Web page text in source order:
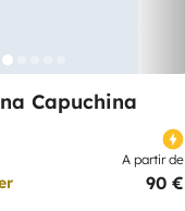
Capuchina
A partir de
90 €